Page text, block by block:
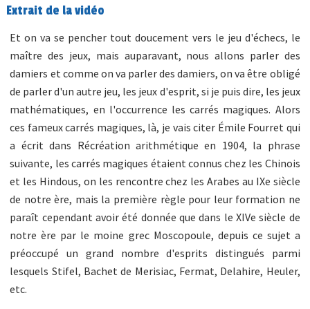
Extrait de la vidéo
Et on va se pencher tout doucement vers le jeu d'échecs, le
maître des jeux, mais auparavant, nous allons parler des
damiers et comme on va parler des damiers, on va être obligé
de parler d'un autre jeu, les jeux d'esprit, si je puis dire, les jeux
mathématiques, en l'occurrence les carrés magiques. Alors
ces fameux carrés magiques, là, je vais citer Émile Fourret qui
a écrit dans Récréation arithmétique en 1904, la phrase
suivante, les carrés magiques étaient connus chez les Chinois
et les Hindous, on les rencontre chez les Arabes au IXe siècle
de notre ère, mais la première règle pour leur formation ne
paraît cependant avoir été donnée que dans le XIVe siècle de
notre ère par le moine grec Moscopoule, depuis ce sujet a
préoccupé un grand nombre d'esprits distingués parmi
lesquels Stifel, Bachet de Merisiac, Fermat, Delahire, Heuler,
etc.